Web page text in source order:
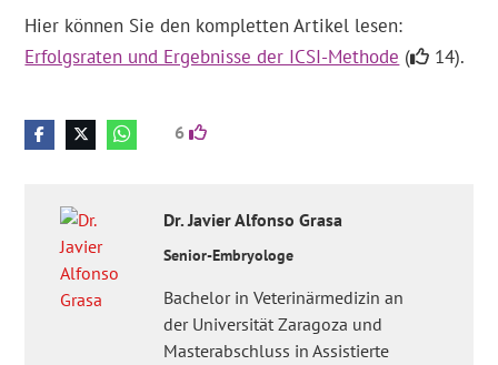
Hier können Sie den kompletten Artikel lesen:
Erfolgsraten und Ergebnisse der ICSI-Methode ( 14).
6
Dr. JavierAlfonso Grasa
Senior-Embryologe
Bachelor in Veterinärmedizin an
der Universität Zaragoza und
Masterabschluss in Assistierte